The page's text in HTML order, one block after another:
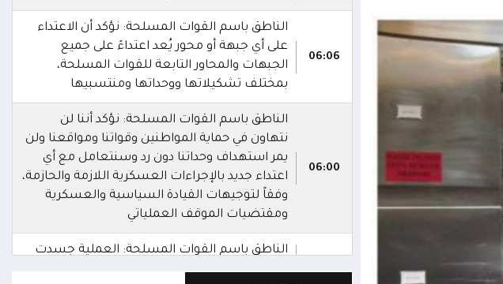
06:06
الناطق باسم القوات المسلحة: نؤكد أن الاعتداء
على أي جبهة أو محور يُعد اعتداءً على جميع
الجبهات والمحاور التابعة للقوات المسلحة،
بمختلف تشكيلاتها ووحداتها ومنتسبيها
06:00
الناطق باسم القوات المسلحة: نؤكد أننا لن
نتهاون في حماية المواطنين وقواتنا ومواقعنا ولن
يمر استهداف وحداتنا دون رد وسنتعامل مع أي
اعتداء جديد بالإجراءات العسكرية اللازمة والحازمة،
وفقاً لتوجيهات القيادة السياسية والعسكرية
ومقتضيات الموقف العملياتي
الناطق باسم القوات المسلحة: العملية جسدت
وحدة المحاور والقيادة والسيطرة للقوات المسلحة